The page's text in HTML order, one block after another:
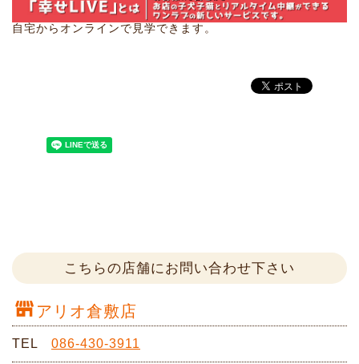
自宅からオンラインで見学できます。
こちらの店舗にお問い合わせ下さい
アリオ倉敷店
TEL 086-430-3911